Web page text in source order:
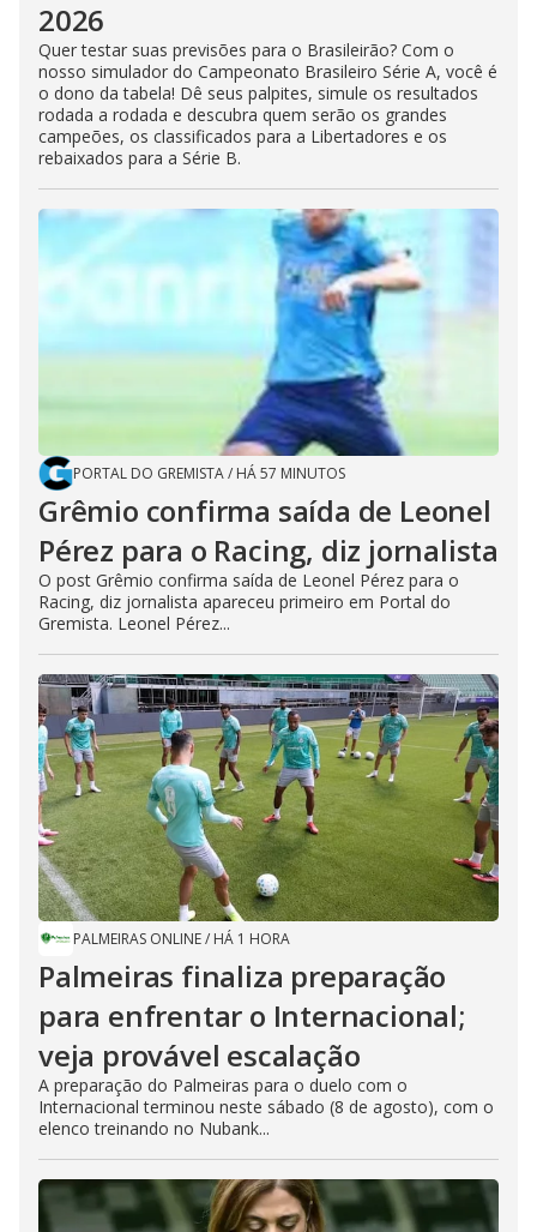
2026
Quer testar suas previsões para o Brasileirão? Com o
nosso simulador do Campeonato Brasileiro Série A, você é
o dono da tabela! Dê seus palpites, simule os resultados
rodada a rodada e descubra quem serão os grandes
campeões, os classificados para a Libertadores e os
rebaixados para a Série B.
PORTAL DO GREMISTA/ HÁ 57 MINUTOS
Grêmio confirma saída de Leonel
Pérez para o Racing, diz jornalista
O post Grêmio confirma saída de Leonel Pérez para o
Racing, diz jornalista apareceu primeiro em Portal do
Gremista. Leonel Pérez...
PALMEIRAS ONLINE/ HÁ 1 HORA
Palmeiras finaliza preparação
para enfrentar o Internacional;
veja provável escalação
A preparação do Palmeiras para o duelo com o
Internacional terminou neste sábado (8 de agosto), com o
elenco treinando no Nubank...